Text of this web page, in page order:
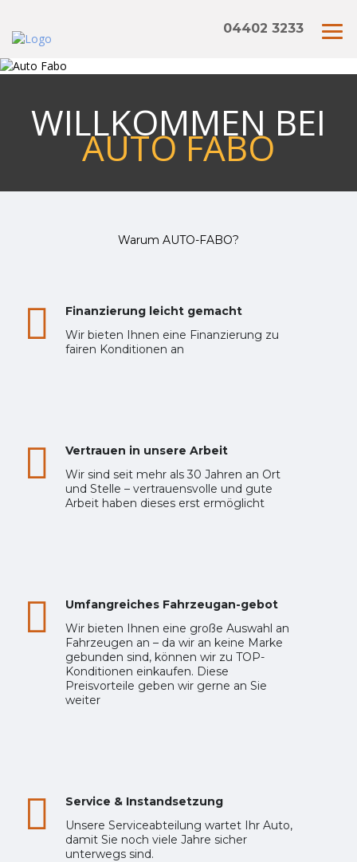
04402 3233
WILLKOMMEN BEI
AUTO FABO
Warum AUTO-FABO?
Finanzierung leicht gemacht
Wir bieten Ihnen eine Finanzierung zu
fairen Konditionen an
Vertrauen in unsere Arbeit
Wir sind seit mehr als 30 Jahren an Ort
und Stelle – vertrauensvolle und gute
Arbeit haben dieses erst ermöglicht
Umfangreiches Fahrzeugan-gebot
Wir bieten Ihnen eine große Auswahl an
Fahrzeugen an – da wir an keine Marke
gebunden sind, können wir zu TOP-
Konditionen einkaufen. Diese
Preisvorteile geben wir gerne an Sie
weiter
Service & Instandsetzung
Unsere Serviceabteilung wartet Ihr Auto,
damit Sie noch viele Jahre sicher
unterwegs sind.